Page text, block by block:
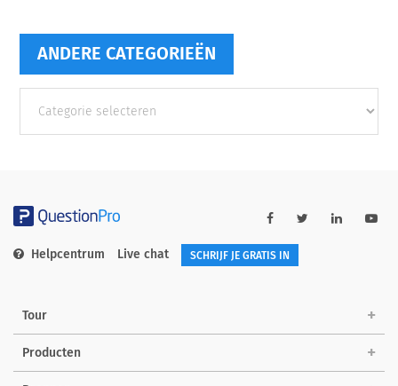
ANDERE CATEGORIEËN
categorieën
Helpcentrum Live chat SCHRIJF JE GRATIS IN
Tour
Producten